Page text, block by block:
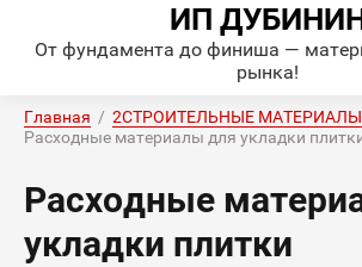
ИП
От фундамента до финиша —
рынка!
Главная
  /
2СТРОИТЕЛЬНЫЕ МАТЕРИАЛЫ
Расходные материалы для укладки
Расходные
укладки плитки